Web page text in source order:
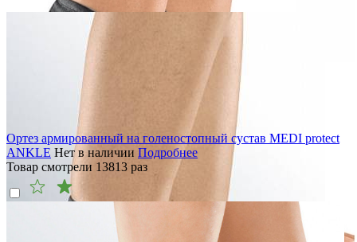
Ортез армированный на голеностопный сустав MEDI protect
ANKLE Нет в наличии Подробнее
Товар смотрели 13813 раз